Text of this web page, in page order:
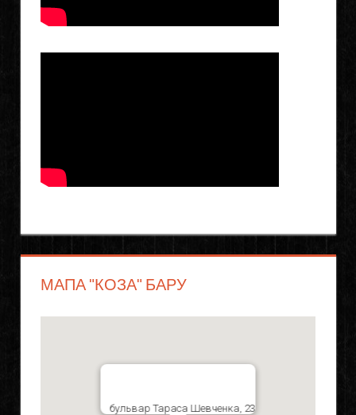
МАПА "КОЗА" БАРУ
бульвар Тараса Шевченка, 23